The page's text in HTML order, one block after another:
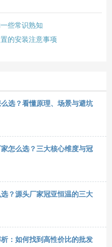
些常识熟知
的安装注意事项
选？看懂原理、场景与避坑
怎么选？三大核心维度与冠
？源头厂家冠亚恒温的三大
：如何找到高性价比的批发